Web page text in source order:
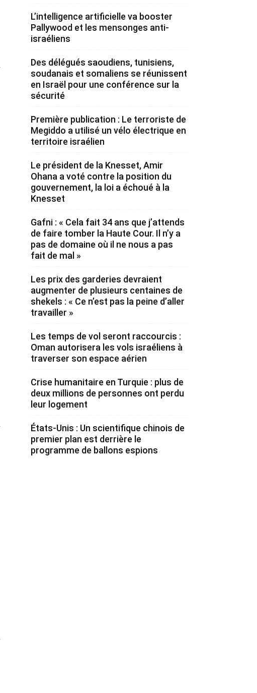
L’intelligence artificielle va booster
Pallywood et les mensonges anti-
israéliens
Des délégués saoudiens, tunisiens,
soudanais et somaliens se réunissent
en Israël pour une conférence sur la
sécurité
Première publication : Le terroriste de
Megiddo a utilisé un vélo électrique en
territoire israélien
Le président de la Knesset, Amir
Ohana a voté contre la position du
gouvernement, la loi a échoué à la
Knesset
Gafni : « Cela fait 34 ans que j’attends
de faire tomber la Haute Cour. Il n’y a
pas de domaine où il ne nous a pas
fait de mal »
Les prix des garderies devraient
augmenter de plusieurs centaines de
shekels : « Ce n’est pas la peine d’aller
travailler »
Les temps de vol seront raccourcis :
Oman autorisera les vols israéliens à
traverser son espace aérien
Crise humanitaire en Turquie : plus de
deux millions de personnes ont perdu
leur logement
États-Unis : Un scientifique chinois de
premier plan est derrière le
programme de ballons espions